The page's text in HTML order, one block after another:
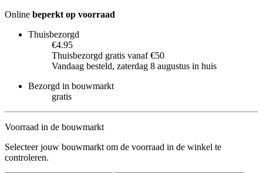
Online beperkt op voorraad
Thuisbezorgd
€4.95
Thuisbezorgd gratis vanaf €50
Vandaag besteld, zaterdag 8 augustus in huis
Bezorgd in bouwmarkt
gratis
Voorraad in de bouwmarkt
Selecteer jouw bouwmarkt om de voorraad in de winkel te
controleren.